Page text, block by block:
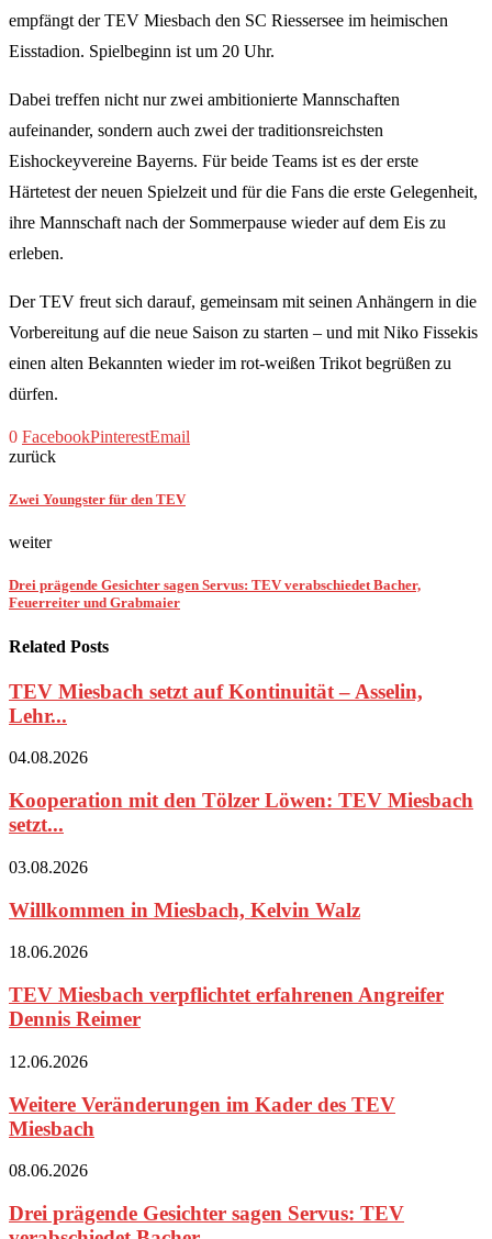
empfängt der TEV Miesbach den SC Riessersee im heimischen
Eisstadion. Spielbeginn ist um 20 Uhr.
Dabei treffen nicht nur zwei ambitionierte Mannschaften
aufeinander, sondern auch zwei der traditionsreichsten
Eishockeyvereine Bayerns. Für beide Teams ist es der erste
Härtetest der neuen Spielzeit und für die Fans die erste Gelegenheit,
ihre Mannschaft nach der Sommerpause wieder auf dem Eis zu
erleben.
Der TEV freut sich darauf, gemeinsam mit seinen Anhängern in die
Vorbereitung auf die neue Saison zu starten – und mit Niko Fissekis
einen alten Bekannten wieder im rot-weißen Trikot begrüßen zu
dürfen.
0 FacebookPinterestEmail
zurück
Zwei Youngster für den TEV
weiter
Drei prägende Gesichter sagen Servus: TEV verabschiedet Bacher,
Feuerreiter und Grabmaier
Related Posts
TEV Miesbach setzt auf Kontinuität – Asselin,
Lehr...
04.08.2026
Kooperation mit den Tölzer Löwen: TEV Miesbach
setzt...
03.08.2026
Willkommen in Miesbach, Kelvin Walz
18.06.2026
TEV Miesbach verpflichtet erfahrenen Angreifer
Dennis Reimer
12.06.2026
Weitere Veränderungen im Kader des TEV
Miesbach
08.06.2026
Drei prägende Gesichter sagen Servus: TEV